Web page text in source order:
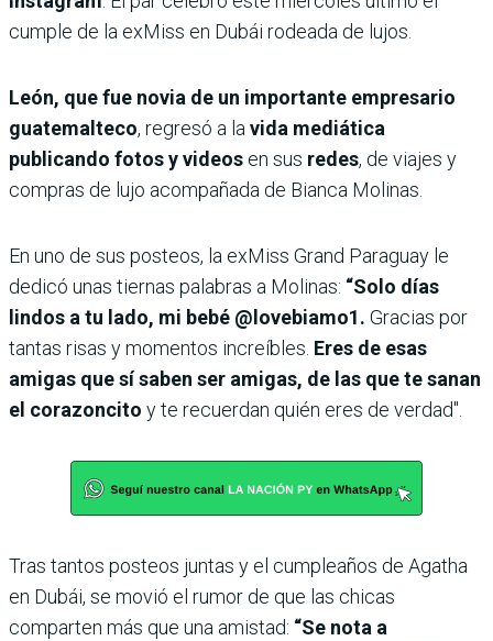
cumple de la exMiss en Dubái rodeada de lujos.
León, que fue novia de un importante empresario
guatemalteco, regresó a la vida mediática
publicando fotos y videos en sus redes, de viajes y
compras de lujo acompañada de Bianca Molinas.
En uno de sus posteos, la exMiss Grand Paraguay le
dedicó unas tiernas palabras a Molinas: “Solo días
lindos a tu lado, mi bebé @lovebiamo1. Gracias por
tantas risas y momentos increíbles. Eres de esas
amigas que sí saben ser amigas, de las que te sanan
el corazoncito y te recuerdan quién eres de verdad".
Tras tantos posteos juntas y el cumpleaños de Agatha
en Dubái, se movió el rumor de que las chicas
comparten más que una amistad: “Se nota a